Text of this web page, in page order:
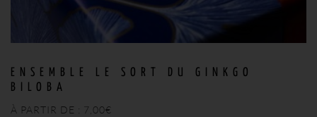
ENSEMBLE LE SORT DU GINKGO
BILOBA
À PARTIR DE : 7,00€